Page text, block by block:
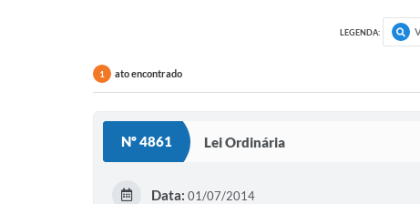
LEGENDA:
1 ato encontrado
Nº 4861 Lei Ordinária
Data: 01/07/2014